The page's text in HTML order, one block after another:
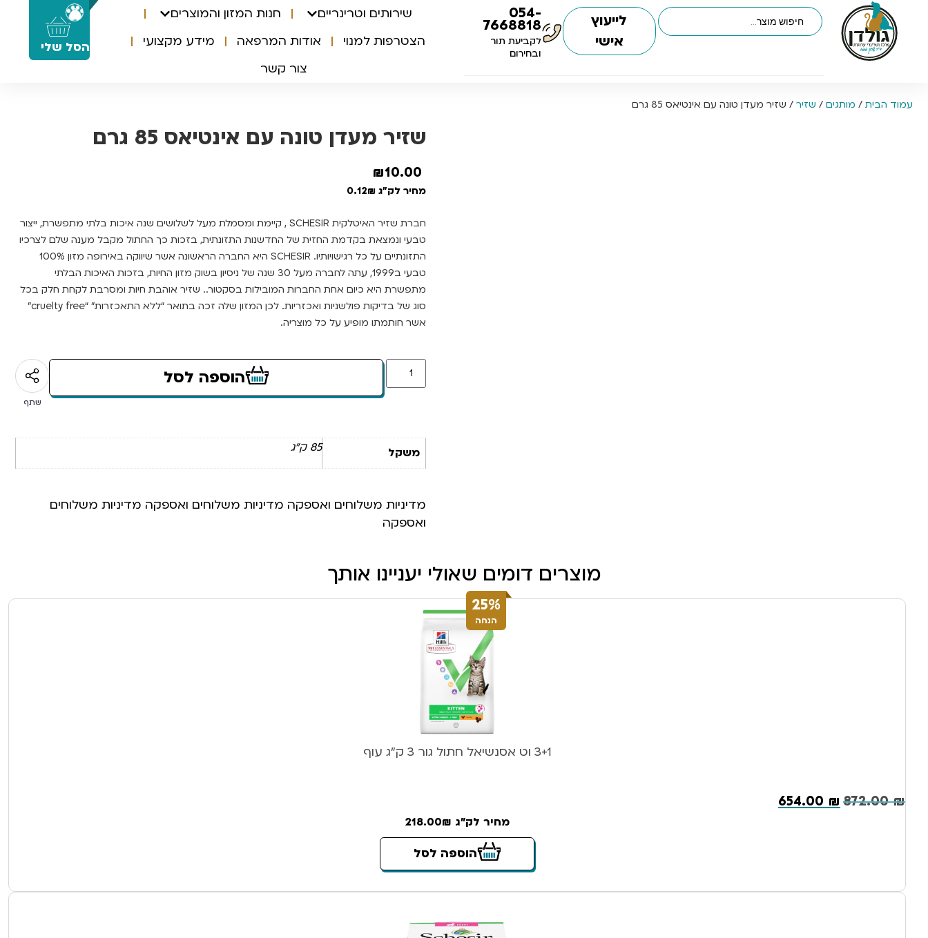
0
הסל שלי
054-
7668818
לקביעת תור
ובחירום
לייעוץ
אישי
שירותים וטרינריים
חנות המזון והמוצרים
הצטרפות למנוי
אודות המרפאה
מידע מקצועי
צור קשר
עמוד הבית / מותגים / שזיר / שזיר מעדן טונה עם אינטיאס 85 גרם
שזיר מעדן טונה עם אינטיאס 85 גרם
10.00
₪
מחיר לק"ג 0.12₪
חברת שזיר האיטלקית SCHESIR , קיימת ומסמלת מעל לשלושים שנה איכות בלתי מתפשרת, ייצור
טבעי ונמצאת בקדמת החזית של החדשנות התזונתית, בזכות כך החתול מקבל מענה שלם לצרכיו
התזונתיים על כל רגישויותיו. SCHESIR היא החברה הראשונה אשר שיווקה באירופה מזון 100%
טבעי ב1999, עתה לחברה מעל 30 שנה של ניסיון בשוק מזון החיות, בזכות האיכות הבלתי
מתפשרת היא כיום אחת החברות המובילות בסקטור.. שזיר אוהבת חיות ומסרבת לקחת חלק בכל
סוג של בדיקות פולשניות ואכזריות. לכן המזון שלה זכה בתואר “ללא התאכזרות” “cruelty free”
אשר חותמתו מופיע על כל מוצריה.
הוספה לסל
שתף
משקל 85 ק"ג
מדיניות משלוחים ואספקה מדיניות משלוחים ואספקה מדיניות משלוחים
ואספקה
מוצרים דומים שאולי יעניינו אותך
25%
הנחה
3+1 וט אסנשיאל חתול גור 3 ק”ג עוף
872.00₪
654.00 ₪
מחיר לק"ג 218.00₪
הוספה לסל